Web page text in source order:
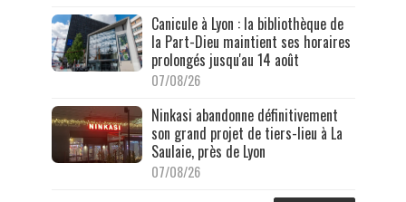
Canicule à Lyon : la bibliothèque de
la Part-Dieu maintient ses horaires
prolongés jusqu'au 14 août
07/08/26
Ninkasi abandonne définitivement
son grand projet de tiers-lieu à La
Saulaie, près de Lyon
07/08/26